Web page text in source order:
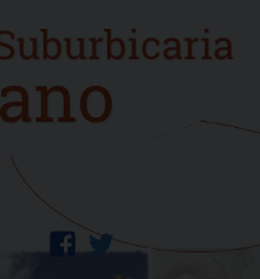
twitter
facebook